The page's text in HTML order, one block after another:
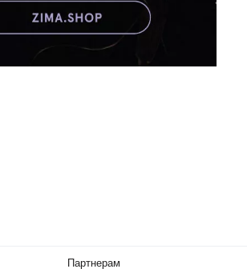
Партнерам